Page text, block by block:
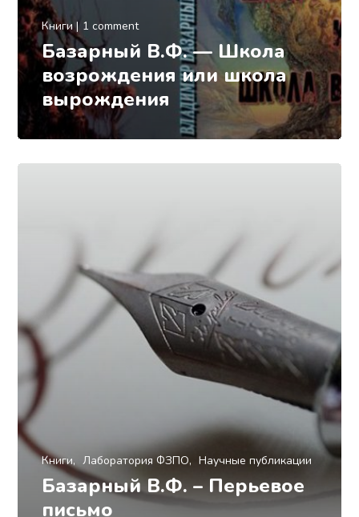
Книги 1 comment
Базарный В.Ф. — Школа
возрождения или школа
вырождения
Книги Лаборатория ФЗПО Научные публикации
Базарный В.Ф. – Перьевое
письмо